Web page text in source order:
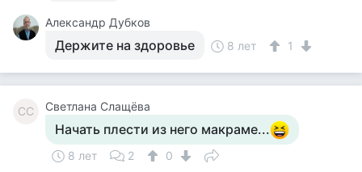
Александр Дубков
Держите на здоровье 8 лет 1
СС Светлана Слащёва
Начать плести из него макраме...
8 лет 2 0